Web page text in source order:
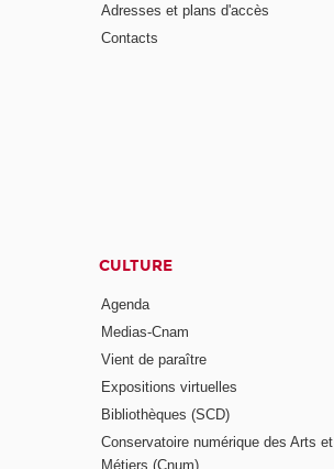
Adresses et plans d'accès
Contacts
CULTURE
Agenda
Medias-Cnam
Vient de paraître
Expositions virtuelles
Bibliothèques (SCD)
Conservatoire numérique des Arts et
Métiers (Cnum)